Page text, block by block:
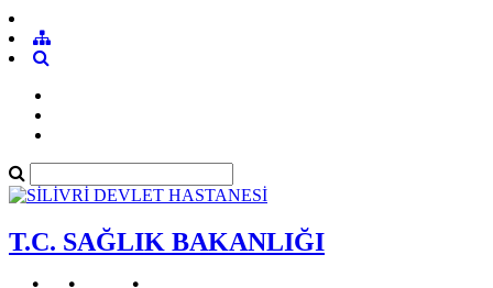
T.C. SAĞLIK BAKANLIĞI